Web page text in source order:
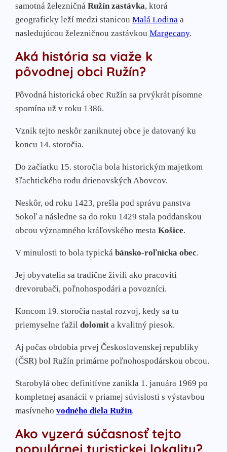
samotná železničná Ružín zastávka, ktorá
geograficky leží medzi stanicou Malá Lodina a
nasledujúcou železničnou zastávkou Margecany.
Aká história sa viaže k
pôvodnej obci Ružín?
Pôvodná historická obec Ružín sa prvýkrát písomne
spomína už v roku 1386.
Vznik tejto neskôr zaniknutej obce je datovaný ku
koncu 14. storočia.
Do začiatku 15. storočia bola historickým majetkom
šľachtického rodu drienovských Abovcov.
Neskôr, od roku 1423, prešla pod správu panstva
Sokoľ a následne sa do roku 1429 stala poddanskou
obcou významného kráľovského mesta Košice.
V minulosti to bola typická bánsko-roľnícka obec.
Jej obyvatelia sa tradične živili ako pracovití
drevorubači, poľnohospodári a povozníci.
Koncom 19. storočia nastal rozvoj, kedy sa tu
priemyselne ťažil dolomit a kvalitný piesok.
Aj počas obdobia prvej Československej republiky
(ČSR) bol Ružín primárne poľnohospodárskou obcou.
Starobylá obec definitívne zanikla 1. januára 1969 po
kompletnej asanácii v priamej súvislosti s výstavbou
masívneho vodného diela Ružín.
Ako vyzerá súčasnosť tejto
populárnej turistickej lokality?